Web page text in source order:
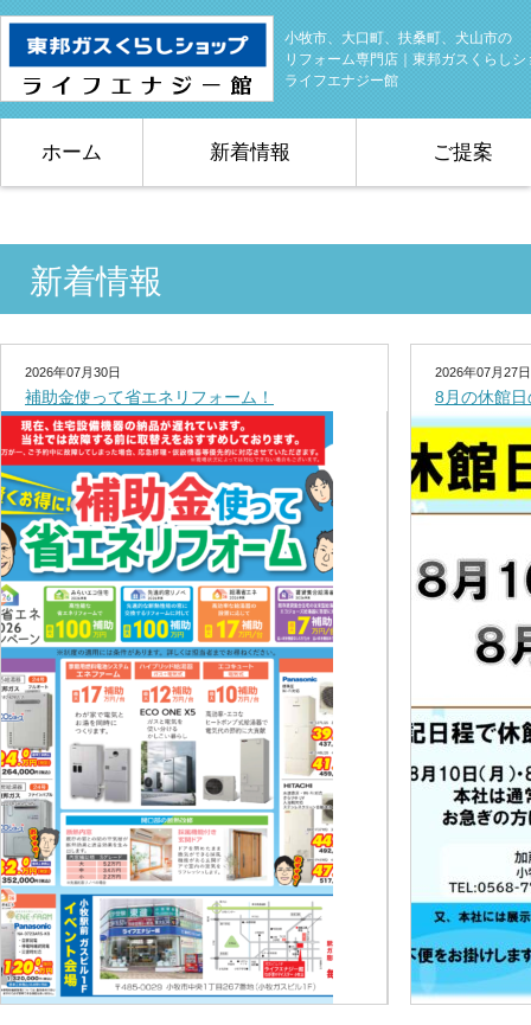
小牧市、大口町、扶桑町、犬山市の
リフォーム専門店｜東邦ガスくらしシ
ライフエナジー館
ホーム 新着情報 ご提案
新着情報
2026年07月30日
補助金使って省エネリフォーム！
2026年07月27日
8月の休館